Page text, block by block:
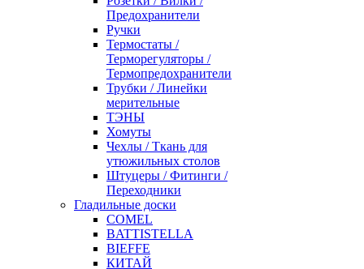
Предохранители
Ручки
Термостаты /
Терморегуляторы /
Термопредохранители
Трубки / Линейки
мерительные
ТЭНЫ
Хомуты
Чехлы / Ткань для
утюжильных столов
Штуцеры / Фитинги /
Переходники
Гладильные доски
COMEL
BATTISTELLA
BIEFFE
КИТАЙ